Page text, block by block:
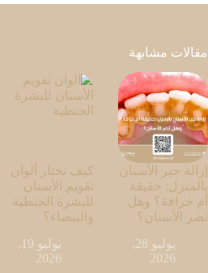
مقالات مشابهة
إزالة جير الأسنان
بالمنزل: حقيقة
أم خرافة؟ وهل
تضر الأسنان؟
يوليو 28,
2026
كيف تختار ألوان
تقويم الأسنان
للبشرة الحنطية
والبيضاء؟
يوليو 19,
2026